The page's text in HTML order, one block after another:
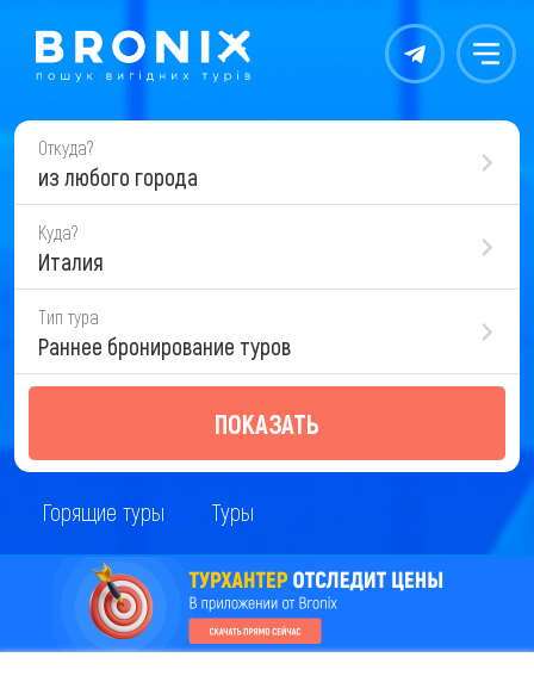
Контакты Меню
Откуда?
из любого города
Куда?
Италия
Тип тура
Раннее бронирование туров
ПОКАЗАТЬ
Горящие туры Туры